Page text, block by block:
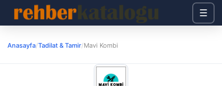
☰
Anasayfa/Tadilat & Tamir/Mavi Kombi